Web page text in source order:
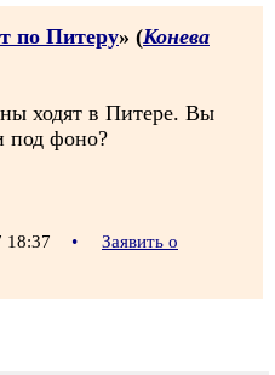
по Питеру» (Конева
ходят в Питере. Вы
под фоно?
18:37 •
Заявить о